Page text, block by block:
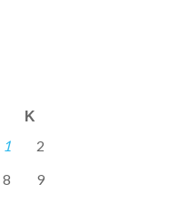
Κ
1
2
8
9